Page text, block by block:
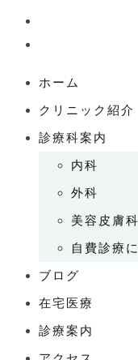
ホーム
クリニック紹介
診療科案内
内科
外科
美容皮膚
自費診療
ブログ
在宅医療
診療案内